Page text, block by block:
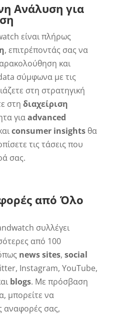
Ανάλυση για
είναι πλήρως
, επιτρέποντάς σας να
και
σύμφωνα με τις
στη στρατηγική
στη διαχείριση
γιαadvanced
consumer insightsθα
τις τάσεις που
σας.
από Όλο
συλλέγει
από 100
news sites, social
Instagram, YouTube,
blogs. Με πρόσβαση
μπορείτε να
αναφορές σας,